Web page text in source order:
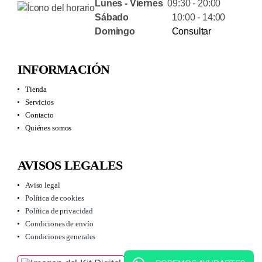
Lunes - Viernes09:30 - 20:00
Sábado 10:00 - 14:00
Domingo
Consultar
INFORMACIÓN
Tienda
Servicios
Contacto
Quiénes somos
AVISOS LEGALES
Aviso legal
Política de cookies
Política de privacidad
Condiciones de envío
Condiciones generales